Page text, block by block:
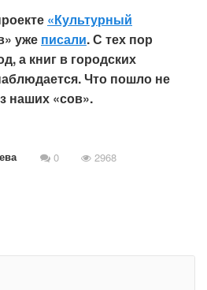
«Культурный
уже писали. С тех пор
а книг в городских
Что пошло не
наших «сов».
0 2968